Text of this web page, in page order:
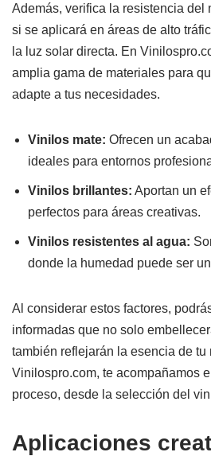
Además, verifica la resistencia del
si se aplicará en áreas de alto
la luz solar directa. En
amplia gama de materiales para
adapte a tus necesidades.
Vinilos mate: Ofrecen un
ideales para entornos
Vinilos brillantes: Aportan un
perfectos para áreas creativas.
Vinilos resistentes al agua:
donde la humedad puede ser
Al considerar estos factores,
informadas que no solo
también reflejarán la esencia de tu
Vinilospro.com, te acompañamos
proceso, desde la selección del
Aplicaciones